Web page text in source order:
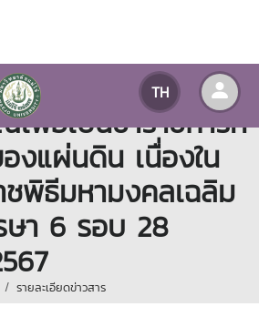
TH
ม่โจ้จัดพิธีถวาย
พื่อเป็นข้าราชการที่
งแผ่นดิน เนื่องใน
ชพิธีมหามงคลเฉลิม
า 6 รอบ 28
รายละเอียดข่าวสาร